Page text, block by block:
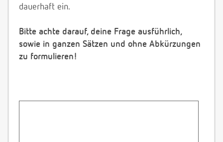
dauerhaft ein.
Bitte achte darauf, deine Frage ausführlich,
sowie in ganzen Sätzen und ohne Abkürzungen
zu formulieren!